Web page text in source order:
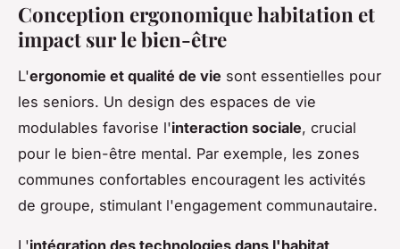
Conception ergonomique habitation et
impact sur le bien-être
L'ergonomie et qualité de vie sont essentielles pour
les seniors. Un design des espaces de vie
modulables favorise l'interaction sociale, crucial
pour le bien-être mental. Par exemple, les zones
communes confortables encouragent les activités
de groupe, stimulant l'engagement communautaire.
L'intégration des technologies dans l'habitat